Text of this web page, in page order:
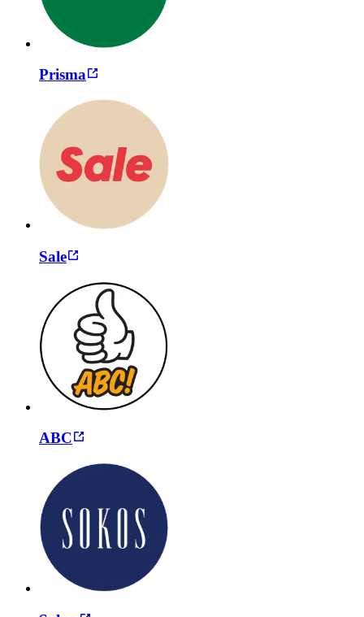
Prisma
Sale
ABC